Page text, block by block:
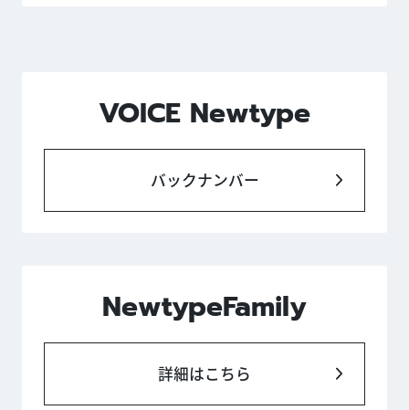
VOICE Newtype
バックナンバー
NewtypeFamily
詳細はこちら